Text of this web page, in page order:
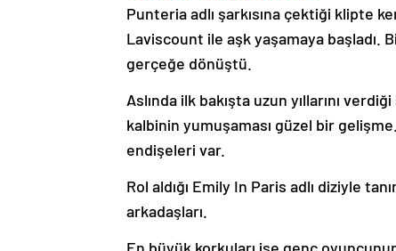
Punteria adlı şarkısına çektiği klipte
Laviscount ile aşk yaşamaya başladı.
gerçeğe dönüştü.
Aslında ilk bakışta uzun yıllarını
kalbinin yumuşaması güzel bir gelişme.
endişeleri var.
Rol aldığı Emily In Paris adlı diziyle
arkadaşları.